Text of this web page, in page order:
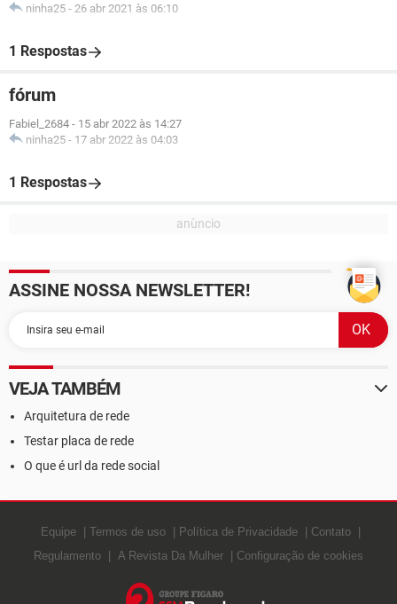
ninha25 - 26 abr 2021 às 06:10
1 Respostas
fórum
Fabiel_2684 - 15 abr 2022 às 14:27
ninha25 - 17 abr 2022 às 04:03
1 Respostas
ASSINE NOSSA NEWSLETTER!
VEJA TAMBÉM
Arquitetura de rede
Testar placa de rede
O que é url da rede social
Equipe Termos de uso Política de Privacidade
Contato
Regulamento
A Revista Da Mulher Configuração de cookies